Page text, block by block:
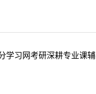
习网考研深耕专业课